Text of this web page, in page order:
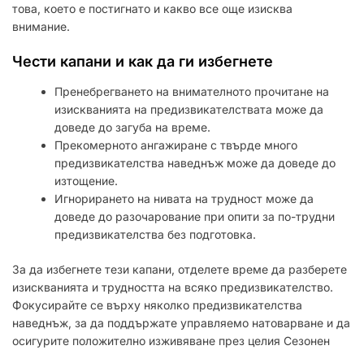
това, което е постигнато и какво все още изисква
внимание.
Чести капани и как да ги избегнете
Пренебрегването на внимателното прочитане на
изискванията на предизвикателствата може да
доведе до загуба на време.
Прекомерното ангажиране с твърде много
предизвикателства наведнъж може да доведе до
изтощение.
Игнорирането на нивата на трудност може да
доведе до разочарование при опити за по-трудни
предизвикателства без подготовка.
За да избегнете тези капани, отделете време да разберете
изискванията и трудността на всяко предизвикателство.
Фокусирайте се върху няколко предизвикателства
наведнъж, за да поддържате управляемо натоварване и да
осигурите положително изживяване през целия Сезонен